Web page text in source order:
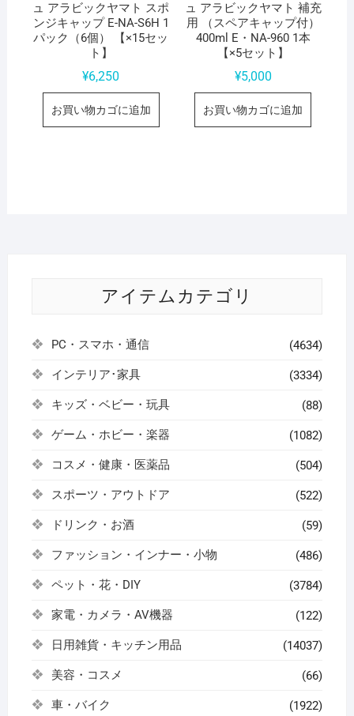
ュ アラビックヤマト スポ
ンジキャップ E-NA-S6H 1
パック（6個） 【×15セッ
ト】
¥6,250
お買い物カゴに追加
ュ アラビックヤマト 補充
用 （スペアキャップ付）
400ml E・NA-960 1本
【×5セット】
¥5,000
お買い物カゴに追加
アイテムカテゴリ
PC・スマホ・通信 (4634)
インテリア･家具 (3334)
キッズ・ベビー・玩具 (88)
ゲーム・ホビー・楽器 (1082)
コスメ・健康・医薬品 (504)
スポーツ・アウトドア (522)
ドリンク・お酒 (59)
ファッション・インナー・小物 (486)
ペット・花・DIY (3784)
家電・カメラ・AV機器 (122)
日用雑貨・キッチン用品 (14037)
美容・コスメ (66)
車・バイク (1922)